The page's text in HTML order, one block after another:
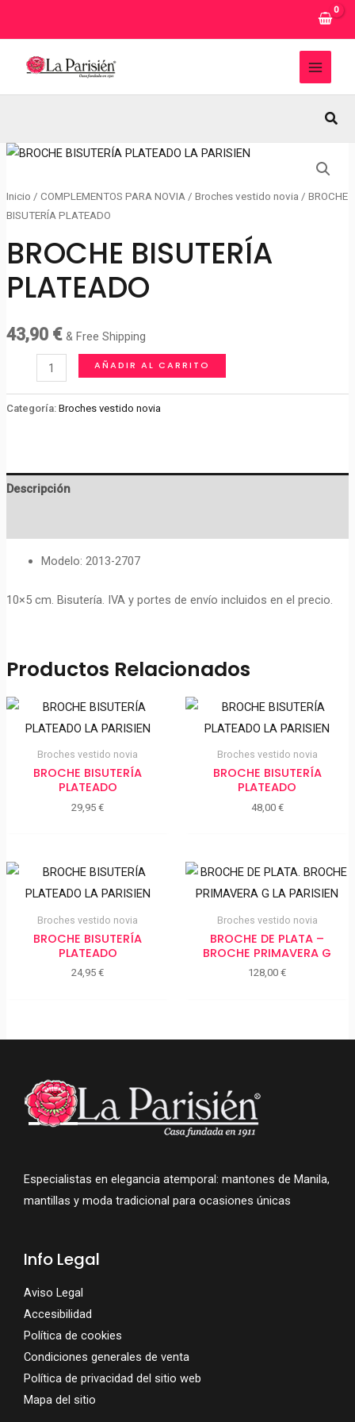
MAIN
Inicio / COMPLEMENTOS PARA NOVIA/ Broches vestido novia / BROCHE
BISUTERÍA PLATEADO
BROCHE BISUTERÍA
PLATEADO
43,90 € & Free Shipping
BISUTERÍA
PLATEADO
AÑADIR AL CARRITO
Categoría: Broches vestido novia
Descripción
Modelo: 2013-2707
10×5 cm. Bisutería. IVA y portes de envío incluidos en el precio.
Productos Relacionados
Broches vestido novia
BROCHE BISUTERÍA
PLATEADO
29,95€
Broches vestido novia
BROCHE BISUTERÍA
PLATEADO
48,00 €
Broches vestido novia
BROCHE BISUTERÍA
PLATEADO
24,95€
Broches vestido novia
BROCHE DE PLATA –
BROCHE PRIMAVERA G
128,00€
Especialistas en elegancia atemporal: mantones de Manila,
mantillas y moda tradicional para ocasiones únicas
Info Legal
Aviso Legal
Accesibilidad
Política de cookies
Condiciones generales de venta
Política de privacidad del sitio web
Mapa del sitio